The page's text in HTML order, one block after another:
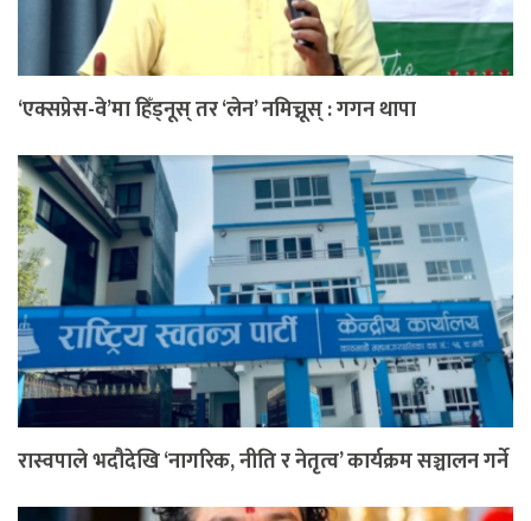
‘एक्सप्रेस-वे’मा हिँड्नूस् तर ‘लेन’ नमिच्नूस् : गगन थापा
रास्वपाले भदौदेखि ‘नागरिक, नीति र नेतृत्व’ कार्यक्रम सञ्चालन गर्ने